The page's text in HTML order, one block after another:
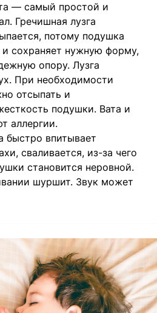
— самый простой и
Гречишная лузга
потому подушка
и сохраняет нужную форму,
опору. Лузга
При необходимости
отсыпать и
подушки. Вата и
аллергии.
быстро впитывает
сваливается, из-за чего
становится неровной.
шуршит. Звук может